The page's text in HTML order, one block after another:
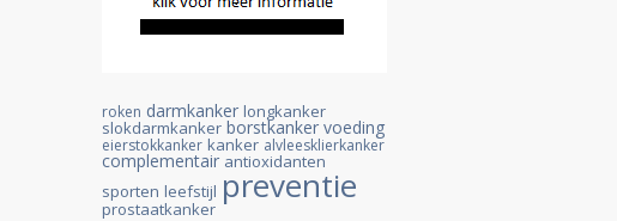
roken darmkanker longkanker
slokdarmkanker borstkanker voeding
eierstokkanker kanker alvleesklierkanker
complementair antioxidanten
sporten leefstijl preventie
prostaatkanker